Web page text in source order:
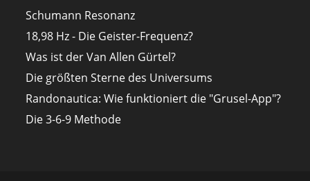
Schumann Resonanz
18,98 Hz - Die Geister-Frequenz?
Was ist der Van Allen Gürtel?
Die größten Sterne des Universums
Randonautica: Wie funktioniert die "Grusel-App"?
Die 3-6-9 Methode